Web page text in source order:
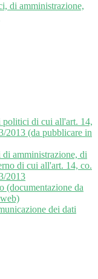
di amministrazione,
di cui all'art. 14,
2013 (da pubblicare in
amministrazione, di
di cui all'art. 14, co.
2013
(documentazione da
dei dati